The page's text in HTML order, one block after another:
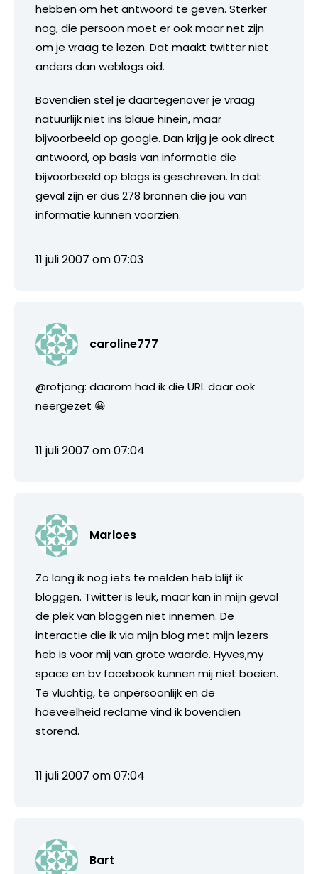
hebben om het antwoord te geven. Sterker
nog, die persoon moet er ook maar net zijn
om je vraag te lezen. Dat maakt twitter niet
anders dan weblogs oid.
Bovendien stel je daartegenover je vraag
natuurlijk niet ins blaue hinein, maar
bijvoorbeeld op google. Dan krijg je ook direct
antwoord, op basis van informatie die
bijvoorbeeld op blogs is geschreven. In dat
geval zijn er dus 278 bronnen die jou van
informatie kunnen voorzien.
11 juli 2007 om 07:03
caroline777
@rotjong: daarom had ik die URL daar ook
neergezet 😀
11 juli 2007 om 07:04
Marloes
Zo lang ik nog iets te melden heb blijf ik
bloggen. Twitter is leuk, maar kan in mijn geval
de plek van bloggen niet innemen. De
interactie die ik via mijn blog met mijn lezers
heb is voor mij van grote waarde. Hyves,my
space en bv facebook kunnen mij niet boeien.
Te vluchtig, te onpersoonlijk en de
hoeveelheid reclame vind ik bovendien
storend.
11 juli 2007 om 07:04
Bart